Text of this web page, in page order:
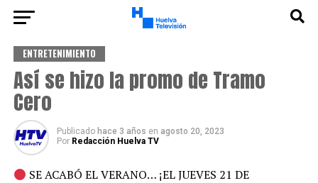
ENTRETENIMIENTO
Así se hizo la promo de Tramo
Cero
Publicado hace 3 años en agosto 20, 2023
Por Redacción Huelva TV
SE ACABÓ EL VERANO… ¡EL JUEVES 21 DE